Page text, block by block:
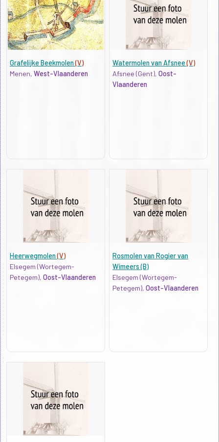
Grafelijke Beekmolen(V)
Menen, West-Vlaanderen
Watermolen van Afsnee(V)
Afsnee (Gent),Oost-
Vlaanderen
Heerwegmolen(V)
Elsegem (Wortegem-
Petegem), Oost-Vlaanderen
Rosmolen van Rogier van
Wimeers (B)
Elsegem (Wortegem-
Petegem),Oost-Vlaanderen